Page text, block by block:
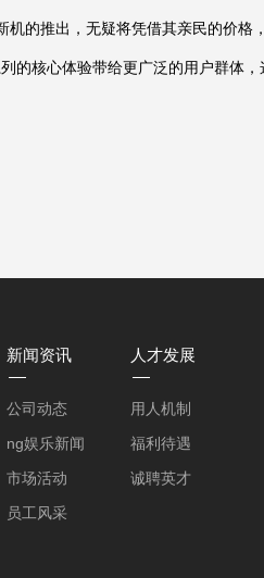
推出，无疑将凭借其亲民的价格
核心体验带给更广泛的用户群体
新闻资讯
公司动态
ng娱乐新闻
市场活动
员工风采
人才发展
用人机制
福利待遇
诚聘英才